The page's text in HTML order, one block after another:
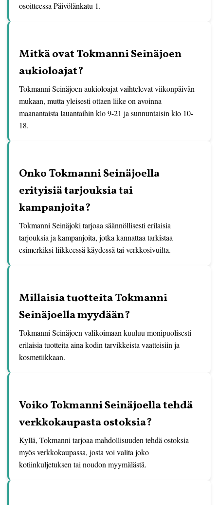
osoitteessa Päivölänkatu 1.
Mitkä ovat Tokmanni Seinäjoen
aukioloajat?
Tokmanni Seinäjoen aukioloajat vaihtelevat viikonpäivän
mukaan, mutta yleisesti ottaen liike on avoinna
maanantaista lauantaihin klo 9-21 ja sunnuntaisin klo 10-
18.
Onko Tokmanni Seinäjoella
erityisiä tarjouksia tai
kampanjoita?
Tokmanni Seinäjoki tarjoaa säännöllisesti erilaisia
tarjouksia ja kampanjoita, jotka kannattaa tarkistaa
esimerkiksi liikkeessä käydessä tai verkkosivuilta.
Millaisia tuotteita Tokmanni
Seinäjoella myydään?
Tokmanni Seinäjoen valikoimaan kuuluu monipuolisesti
erilaisia tuotteita aina kodin tarvikkeista vaatteisiin ja
kosmetiikkaan.
Voiko Tokmanni Seinäjoella tehdä
verkkokaupasta ostoksia?
Kyllä, Tokmanni tarjoaa mahdollisuuden tehdä ostoksia
myös verkkokaupassa, josta voi valita joko
kotiinkuljetuksen tai noudon myymälästä.